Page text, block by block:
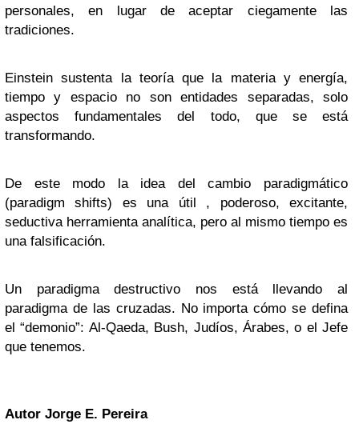
personales, en lugar de aceptar ciegamente las
tradiciones.
Einstein sustenta la teoría que la materia y energía,
tiempo y espacio no son entidades separadas, solo
aspectos fundamentales del todo, que se está
transformando.
De este modo la idea del cambio paradigmático
(paradigm shifts) es una útil , poderoso, excitante,
seductiva herramienta analítica, pero al mismo tiempo es
una falsificación.
Un paradigma destructivo nos está llevando al
paradigma de las cruzadas. No importa cómo se defina
el “demonio”: Al-Qaeda, Bush, Judíos, Árabes, o el Jefe
que tenemos.
Autor Jorge E. Pereira